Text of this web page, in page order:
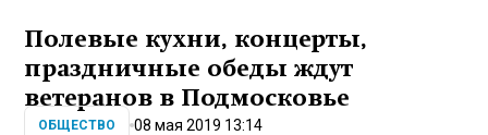
Полевые кухни, концерты,
праздничные обеды ждут
ветеранов в Подмосковье
ОБЩЕСТВО 08 мая 2019 13:14